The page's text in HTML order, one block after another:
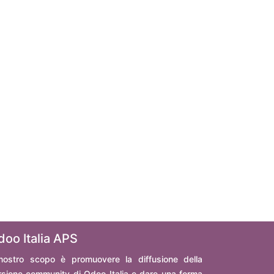
Italia APS
scopo è promuovere la diffusione della